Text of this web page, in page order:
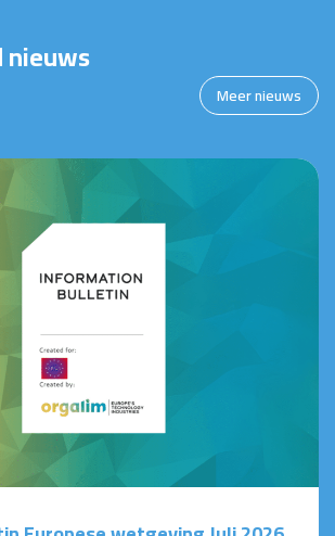
Meer nieuws